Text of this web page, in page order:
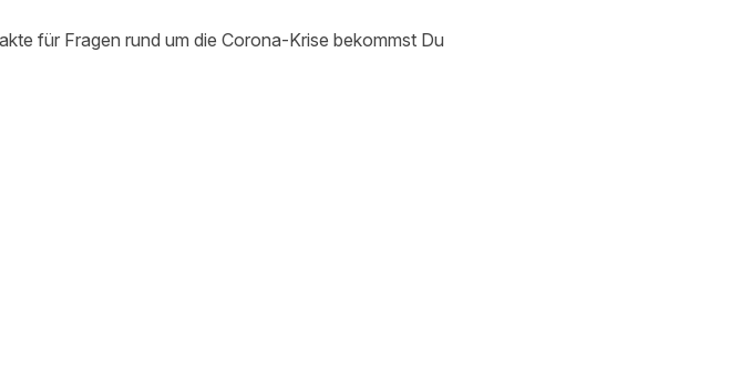
für Fragen rund um die Corona-Krise bekommst Du